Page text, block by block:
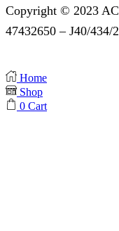
Copyright © 2023
47432650 – J40/434/
Home
Shop
0 Cart